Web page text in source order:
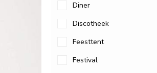
Diner
Discotheek
Feesttent
Festival